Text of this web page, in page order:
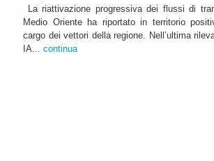
La riattivazione progressiva dei flussi di
Medio Oriente ha riportato in territorio
cargo dei vettori della regione. Nell’ultima
IA... continua